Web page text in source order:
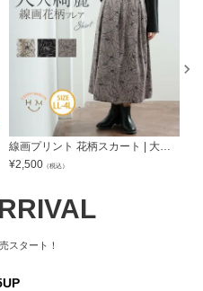
線画プリント 花柄スカート | 大きいサイズの通販ならハッピーマリリン
¥2,500 （税込）
スタート！